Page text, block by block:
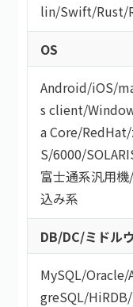
lin/Swift/Rust/
OS
Android/iOS/
s client/
a Core/RedHat/
S/6000/
富士通系汎用機/
込み系
DB/DC/ミドル
MySQL/Oracle/
greSQL/HiRDB/